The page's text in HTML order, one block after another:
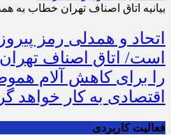
بیانیه اتاق اصناف تهران خطاب به
اتحاد و همدلی رمز
است/ اتاق اصناف
را برای کاهش آلام
اقتصادی به کار خواهد
فعالیت کاربردی